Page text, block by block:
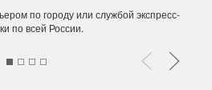
по городу или службой экспресс-
по всей России.